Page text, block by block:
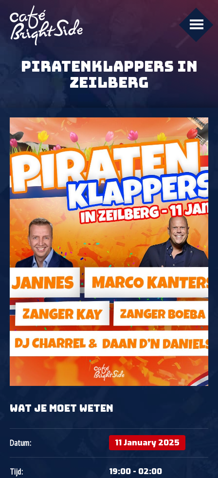
PIRATENKLAPPERS IN
ZEILBERG
WAT JE MOET WETEN
Datum: 11 January 2025
Tijd: 19:00 - 02:00